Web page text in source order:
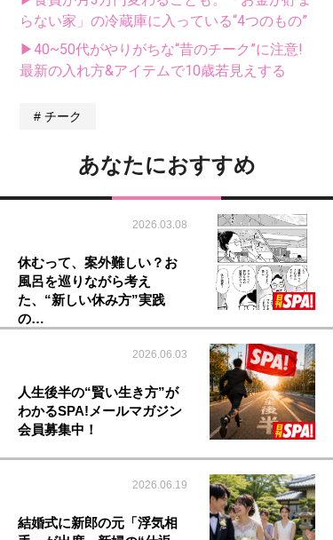
らない家」の冷蔵庫に入っている“4つのもの”
▶40~50代がやりがちな“昔のチーク”に注意!
最新の入れ方&アイテムで10歳若見えする
チーク
あなたにおすすめ
2026.03.08
休むって、案外難しい？お
風呂を巡りながら考え
た、“新しい休み方”実践
の…
2026.06.03
人生後半の“賢い生き方”が
わかるSPA!メールマガジン
会員募集中！
2026.06.19
結婚式に新郎の元「浮気相